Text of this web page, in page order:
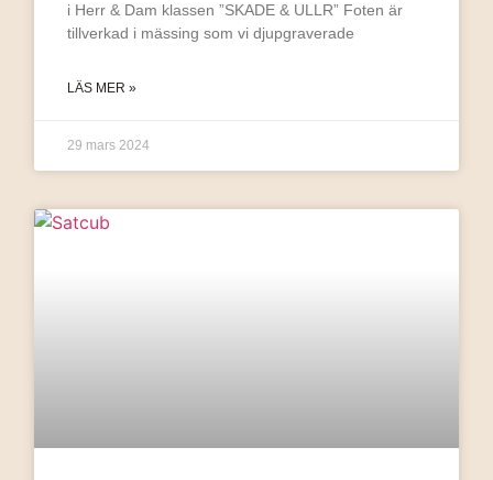
i Herr & Dam klassen ”SKADE & ULLR” Foten är
tillverkad i mässing som vi djupgraverade
LÄS MER »
29 mars 2024